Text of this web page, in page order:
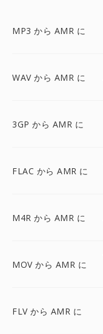
MP3 から AMR に
WAV から AMR に
3GP から AMR に
FLAC から AMR に
M4R から AMR に
MOV から AMR に
FLV から AMR に